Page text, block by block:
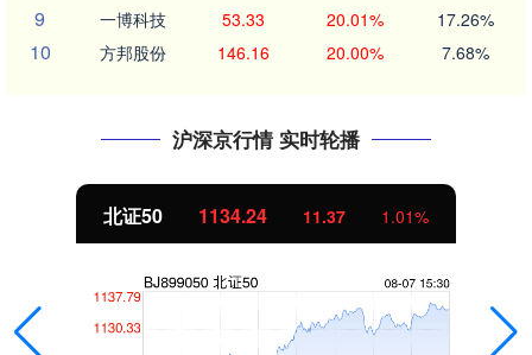
9 一博科技 53.33 20.01% 17.26%
10 方邦股份 146.16 20.00% 7.68%
沪深京行情 实时轮播
北证50 1134.24 11.37 1.01%